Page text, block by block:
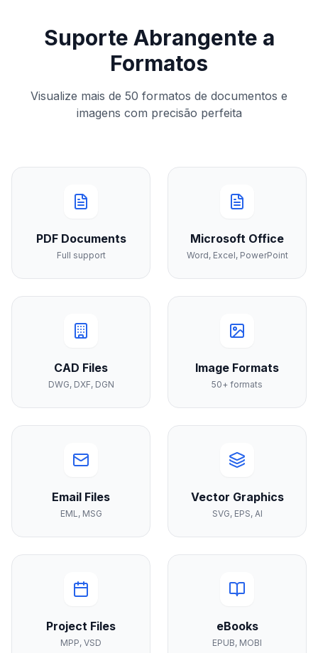
Suporte Abrangente a
Formatos
Visualize mais de 50 formatos de documentos e
imagens com precisão perfeita
PDF Documents
Full support
Microsoft Office
Word, Excel, PowerPoint
CAD Files
DWG, DXF, DGN
Image Formats
50+ formats
Email Files
EML, MSG
Vector Graphics
SVG, EPS, AI
Project Files
MPP, VSD
eBooks
EPUB, MOBI